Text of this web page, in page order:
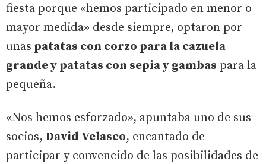
fiesta porque «hemos participado en menor o
mayor medida» desde siempre, optaron por
unas patatas con corzo para la cazuela
grande y patatas con sepia y gambas para la
pequeña.
«Nos hemos esforzado», apuntaba uno de sus
socios, David Velasco, encantado de
participar y convencido de las posibilidades de